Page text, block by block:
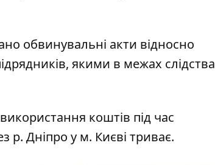
обвинувальні акти відносно
, якими в межах слідства
коштів під час
р. Дніпро у м. Києві триває.